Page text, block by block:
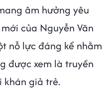
âm hưởng yêu
của Nguyễn Văn
nỗ lực đáng kể nhằm
được xem là truyền
khán giả trẻ.